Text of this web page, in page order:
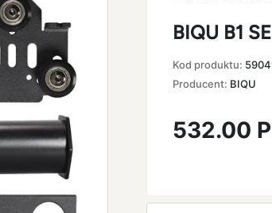
BIQU B1
Kod produktu:
Producent: BIQU
532.00